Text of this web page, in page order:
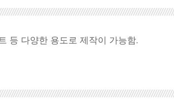
등 다양한 용도로 제작이 가능함.